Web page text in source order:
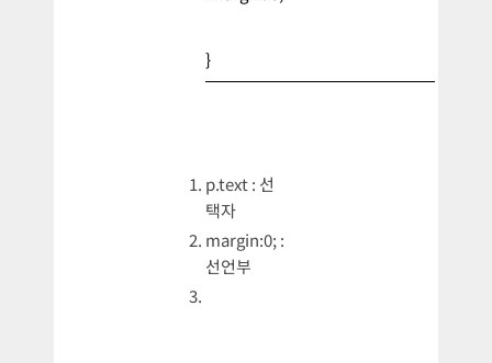
}
p.text : 선
택자
margin:0; :
선언부